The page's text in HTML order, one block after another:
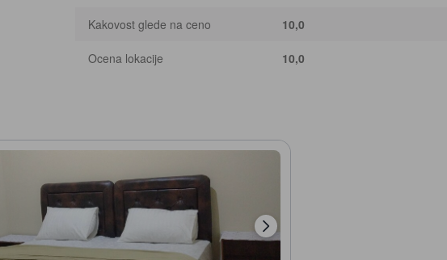
Kakovost glede na ceno 10,0
Ocena lokacije 10,0